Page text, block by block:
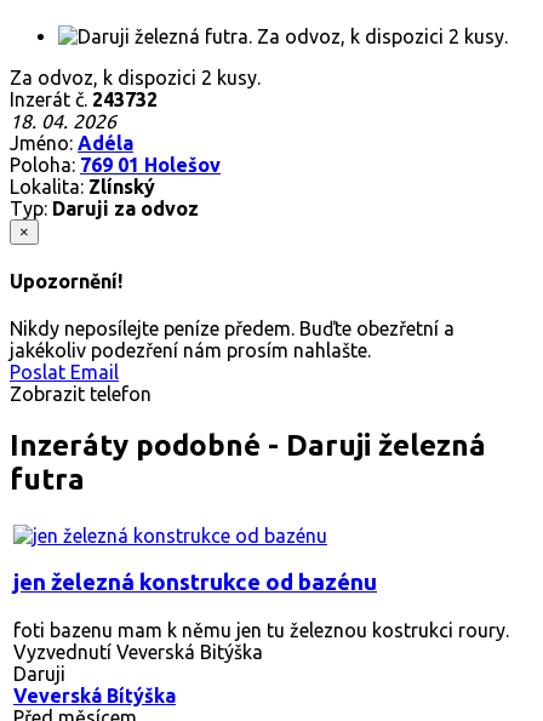
Za odvoz, k dispozici 2 kusy.
Inzerát č. 243732
18. 04. 2026
Jméno: Adéla
Poloha: 769 01 Holešov
Lokalita: Zlínský
Typ: Daruji za odvoz
×
Upozornění!
Nikdy neposílejte peníze předem. Buďte obezřetní a
jakékoliv podezření nám prosím nahlašte.
Poslat Email
Zobrazit telefon
Inzeráty podobné - Daruji železná
futra
jen železná konstrukce od bazénu
foti bazenu mam k němu jen tu železnou kostrukci roury.
Vyzvednutí Veverská Bitýška
Daruji
Veverská Bítýška